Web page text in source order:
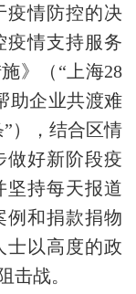
疫情防控的决
疫情支持服务
》（“上海28
助企业共渡难
），结合区情
做好新阶段疫
坚持每天报道
例和捐款捐物
士以高度的政
击战。